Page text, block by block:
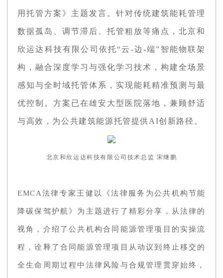
用托管方案》主题发言。针对传统建筑能耗管理
数据孤岛、调节滞后、托管粗放等痛点，北京和
欣运达科技有限公司依托“云-边-端”智能物联架
构，融合深度学习与强化学习技术，构建全场景
感知与全时域托管体系，实现能耗精准预测与最
优控制。方案已在雄安大型医院落地，兼顾舒适
与高效，为公共建筑能源托管提供AI创新路径。
北京和欣运达科技有限公司技术总监 宋继鹏
EMCA法律专家王健以《法律服务为公共机构节能
降碳保驾护航》为主题进行了精彩分享，从法律的
视角，介绍了公共机构合同能源管理项目的实操流
程，诠释了合同能源管理项目从动议到终止移交的
全生命周期过程中法律风险与合规管理贯穿始终，